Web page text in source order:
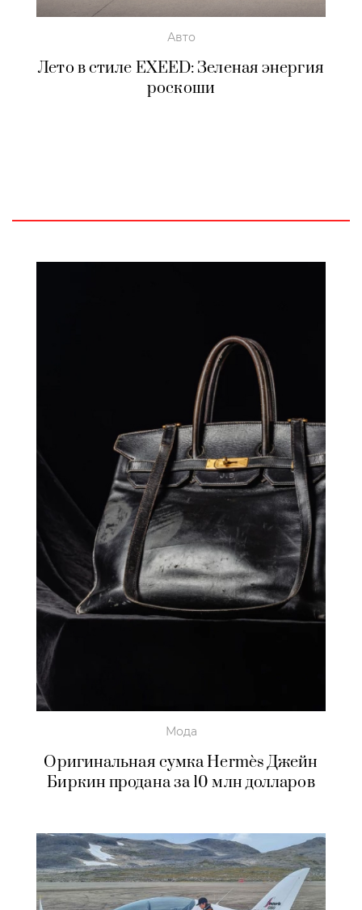
Авто
Лето в стиле EXEED: Зеленая энергия
роскоши
Мода
Оригинальная сумка Hermès Джейн
Биркин продана за 10 млн долларов